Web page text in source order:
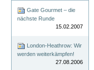
Gate Gourmet – die
nächste Runde
15.02.2007
London-Heathrow: Wir
werden weiterkämpfen!
27.08.2006